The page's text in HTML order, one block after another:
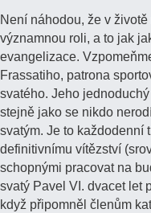
Není náhodou, že v
významnou roli, a to jak
evangelizace.
Frassatiho, patrona
svatého. Jeho
stejně jako se nikdo
svatým. Je to každodenní
definitivnímu vítězství
schopnými pracovat na
svatý Pavel VI. dvacet let
když připomněl členům